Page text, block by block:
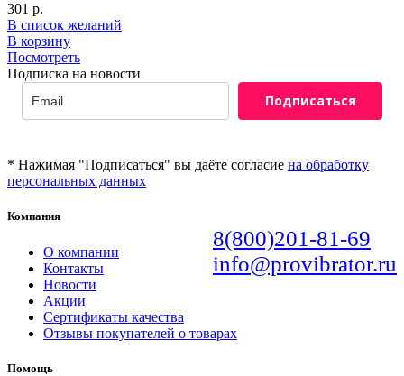
301 р.
В список желаний
В корзину
Посмотреть
Подписка на новости
Подписаться
* Нажимая "Подписаться" вы даёте согласие на обработку
персональных данных
8(800)201-81-69
info@provibrator.ru
Компания
О компании
Контакты
Новости
Акции
Сертификаты качества
Отзывы покупателей о товарах
Помощь